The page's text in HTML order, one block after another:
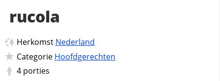
rucola
Herkomst Nederland
Categorie Hoofdgerechten
4 porties